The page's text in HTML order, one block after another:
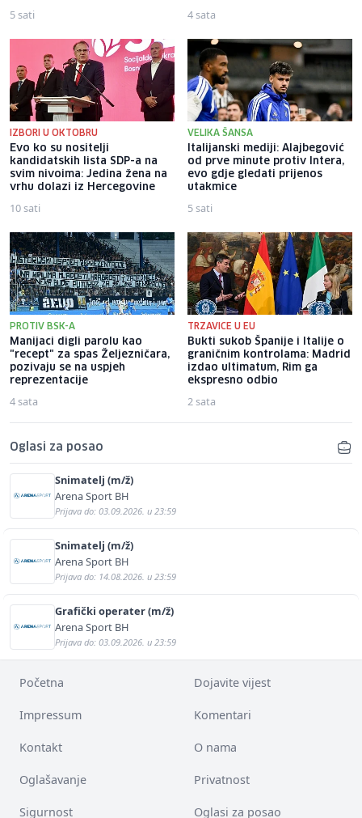
5 sati 4 sata
IZBORI U OKTOBRU
Evo ko su nositelji
kandidatskih lista SDP-a na
svim nivoima: Jedina žena na
vrhu dolazi iz Hercegovine
10 sati
VELIKA ŠANSA
Italijanski mediji: Alajbegović
od prve minute protiv Intera,
evo gdje gledati prijenos
utakmice
5 sati
PROTIV BSK-A
Manijaci digli parolu kao
"recept" za spas Željezničara,
pozivaju se na uspjeh
reprezentacije
4 sata
TRZAVICE U EU
Bukti sukob Španije i Italije o
graničnim kontrolama: Madrid
izdao ultimatum, Rim ga
ekspresno odbio
2 sata
Oglasi za posao
Snimatelj (m/ž)
Arena Sport BH
Prijava do: 03.09.2026. u 23:59
Snimatelj (m/ž)
Arena Sport BH
Prijava do: 14.08.2026. u 23:59
Grafički operater (m/ž)
Arena Sport BH
Prijava do: 03.09.2026. u 23:59
Početna Dojavite vijest
Impressum Komentari
Kontakt O nama
Oglašavanje Privatnost
Sigurnost Oglasi za posao